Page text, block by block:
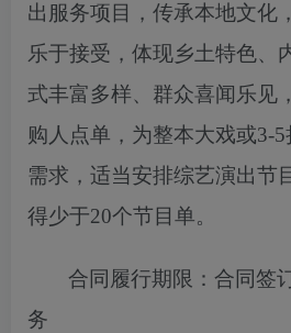
出服务项目
， 传承本地文化
乐于接受，体现乡土特色、
式丰富多样、群众喜闻乐见
购人点单，为整本大戏或3-
需求，适当安排综艺演出节
得少于20个节目单。
合同履行期限：合同签
务